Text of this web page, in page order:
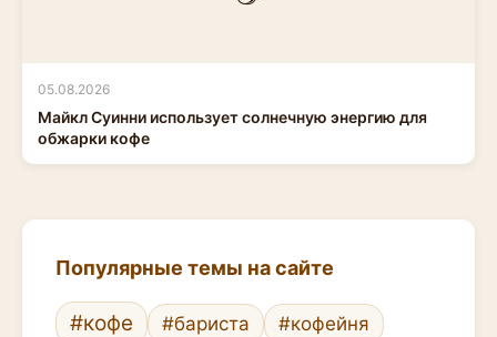
05.08.2026
Майкл Суинни использует солнечную энергию для
обжарки кофе
Популярные темы на сайте
#кофе #бариста
#кофейня